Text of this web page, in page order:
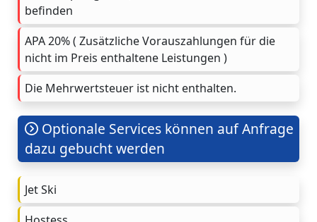
befinden
APA 20% ( Zusätzliche Vorauszahlungen für die
nicht im Preis enthaltene Leistungen )
Die Mehrwertsteuer ist nicht enthalten.
Optionale Services können auf Anfrage
dazu gebucht werden
Jet Ski